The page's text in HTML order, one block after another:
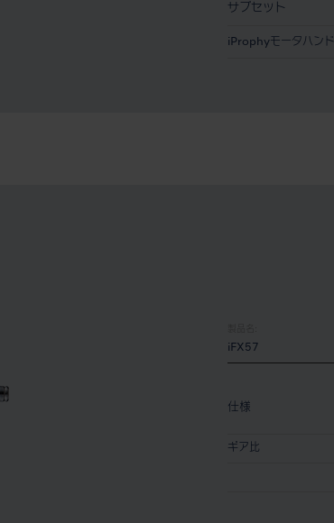
サブセット
iProphyモータハンド
iFX57
仕様
ギア比